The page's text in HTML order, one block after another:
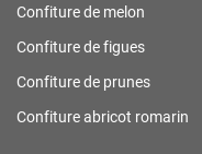
Confiture de melon
Confiture de figues
Confiture de prunes
Confiture abricot romarin